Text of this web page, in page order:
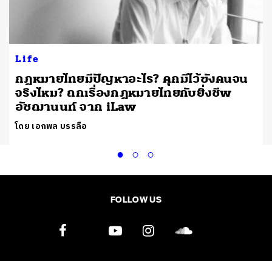
Life
กฎหมายไทยมีปัญหาอะไร? คุกมีไว้ขังคนจน
จริงไหม? ถกเรื่องกฎหมายไทยกับยิ่งชีพ
อัชฌานนท์ จาก iLaw
โดย เอกพล บรรลือ
FOLLOW US